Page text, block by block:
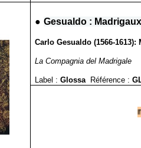
● Gesualdo :
Carlo Gesualdo(1566-1613):
La Compagnia del Madrigale
Label : Glossa Référence :